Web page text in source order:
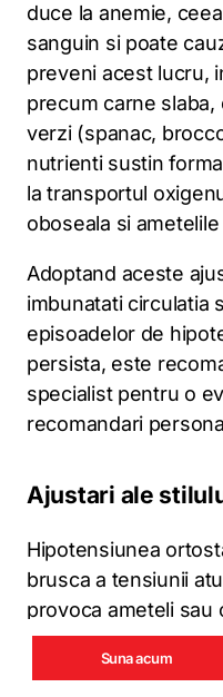
duce la anemie,
sanguin si poate
preveni acest lucru,
precum carne slaba,
verzi (spanac,
nutrienti sustin
la transportul
oboseala si
Adoptand aceste
imbunatati circulatia
episoadelor de
persista, este
specialist pentru o
recomandari
Ajustari ale
Hipotensiunea
brusca a tensiunii
provoca ameteli sau
acest efect,
dimineata sau dupa
Suna acum